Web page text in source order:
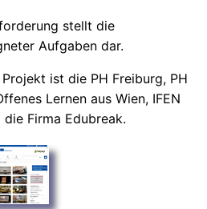
stellt die
Aufgaben dar.
ist die PH Freiburg, PH
Lernen aus Wien, IFEN
Firma Edubreak.